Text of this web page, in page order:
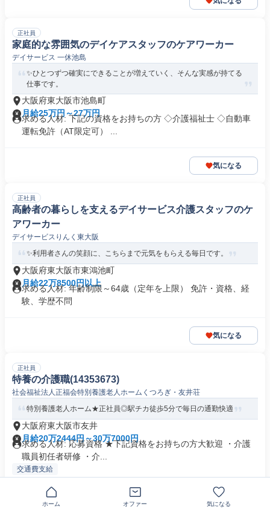
正社員
家庭的な雰囲気のデイケアスタッフのケアワーカー
デイサービス 一休池島
✨ひとつずつ確実にできることが増えていく、そんな実感が持てる
仕事です。
大阪府東大阪市池島町
月給25万円～27万円
求める人材: 下記の資格をお持ちの方 ◇介護福祉士 ◇自動車
運転免許（AT限定可） ...
気になる
正社員
高齢者の暮らしを支えるデイサービス介護スタッフのケ
アワーカー
デイサービスりんく東大阪
✨利用者さんの笑顔に、こちらまで元気をもらえる毎日です。
大阪府東大阪市東鴻池町
月給22万8500円以上
求める人材: 年齢制限～64歳（定年を上限） 免許・資格、経
験、学歴不問
気になる
正社員
特養の介護職(14353673)
社会福祉法人正福会特別養護老人ホームくつろぎ・友井荘
特別養護老人ホーム★正社員◎駅チカ徒歩5分で毎日の通勤快適
大阪府東大阪市友井
月給20万2444円～30万7000円
求める人材: 応募資格 ★下記資格をお持ちの方大歓迎 ・介護
職員初任者研修 ・介...
交通費支給
気になる
ホーム オファー 気になる